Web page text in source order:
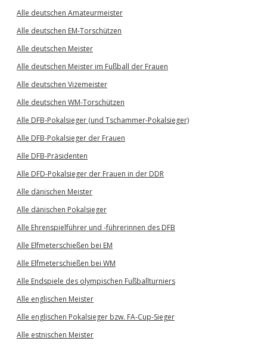
Alle deutschen Amateurmeister
Alle deutschen EM-Torschützen
Alle deutschen Meister
Alle deutschen Meister im Fußball der Frauen
Alle deutschen Vizemeister
Alle deutschen WM-Torschützen
Alle DFB-Pokalsieger (und Tschammer-Pokalsieger)
Alle DFB-Pokalsieger der Frauen
Alle DFB-Präsidenten
Alle DFD-Pokalsieger der Frauen in der DDR
Alle dänischen Meister
Alle dänischen Pokalsieger
Alle Ehrenspielführer und -führerinnen des DFB
Alle Elfmeterschießen bei EM
Alle Elfmeterschießen bei WM
Alle Endspiele des olympischen Fußballturniers
Alle englischen Meister
Alle englischen Pokalsieger bzw. FA-Cup-Sieger
Alle estnischen Meister